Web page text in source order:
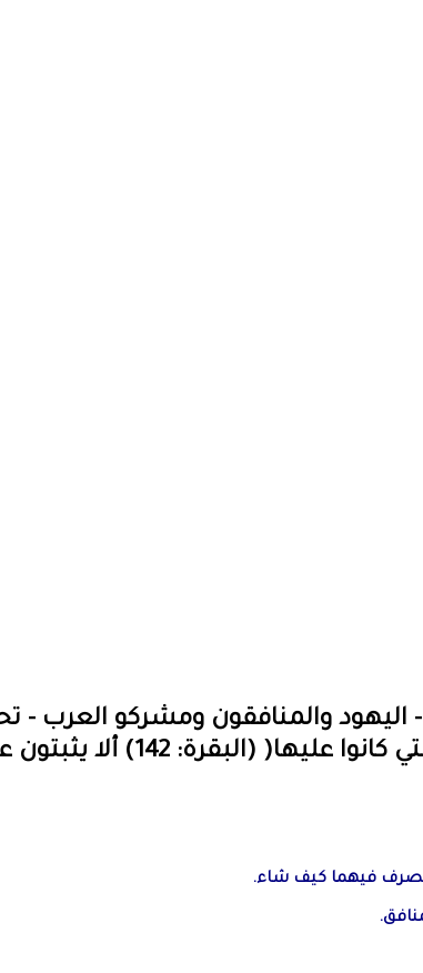
والمنافقون ومشركو العرب -
142) ألا يثبتون على قبلة واحدة؟!